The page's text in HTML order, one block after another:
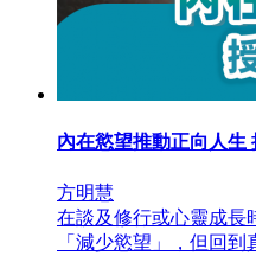
內在慾望推動正向人生
方明慧
在談及修行或心靈成長
「減少慾望」，但回到